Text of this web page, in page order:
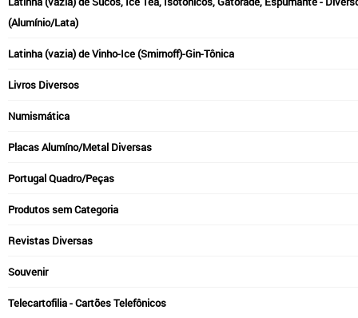
(Alumínio/Lata)
Latinha (vazia) de Vinho-Ice (Smirnoff)-Gin-Tônica
Livros Diversos
Numismática
Placas Alumíno/Metal Diversas
Portugal Quadro/Peças
Produtos sem Categoria
Revistas Diversas
Souvenir
Telecartofilia - Cartões Telefônicos